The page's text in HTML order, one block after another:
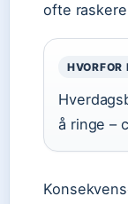
ofte
HVORFOR
å ringe –